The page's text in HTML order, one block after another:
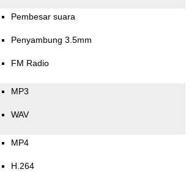
Pembesar suara
Penyambung 3.5mm
FM Radio
MP3
WAV
MP4
H.264